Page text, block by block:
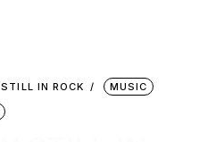
STILL IN ROCK
MUSIC